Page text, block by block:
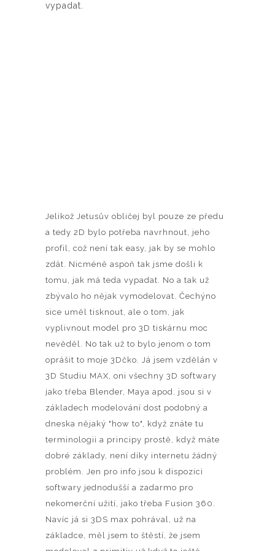
vypadat.
Jelikož Jetusův obličej byl pouze ze předu
a tedy 2D bylo potřeba navrhnout, jeho
profil, což není tak easy, jak by se mohlo
zdát. Nicméně aspoň tak jsme došli k
tomu, jak má teda vypadat. No a tak už
zbývalo ho nějak vymodelovat. Čechýno
sice uměl tisknout, ale o tom, jak
vyplivnout model pro 3D tiskárnu moc
nevěděl. No tak už to bylo jenom o tom
oprášit to moje 3Dčko. Já jsem vzdělán v
3D Studiu MAX, oni všechny 3D softwary
jako třeba Blender, Maya apod. jsou si v
základech modelování dost podobný a
dneska nějaký "how to", když znáte tu
terminologii a principy prostě, když máte
dobré základy, není díky internetu žádný
problém. Jen pro info jsou k dispozici
softwary jednodušší a zadarmo pro
nekomerční užití, jako třeba Fusion 360.
Navíc já si 3DS max pohrával, už na
základce, měl jsem to štěstí, že jsem